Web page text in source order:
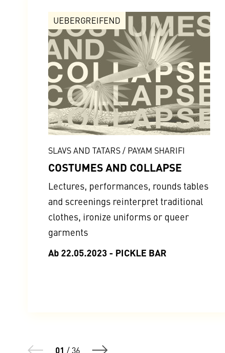
UEBERGREIFEND
SLAVS AND TATARS / PAYAM SHARIFI
COSTUMES AND COLLAPSE
Lectures, performances, rounds tables
and screenings reinterpret traditional
clothes, ironize uniforms or queer
garments
Ab 22.05.2023 - PICKLE BAR
01 /36